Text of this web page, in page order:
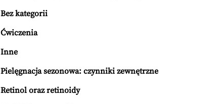
Bez kategorii
Ćwiczenia
Inne
Pielęgnacja sezonowa: czynniki zewnętrzne
Retinol oraz retinoidy